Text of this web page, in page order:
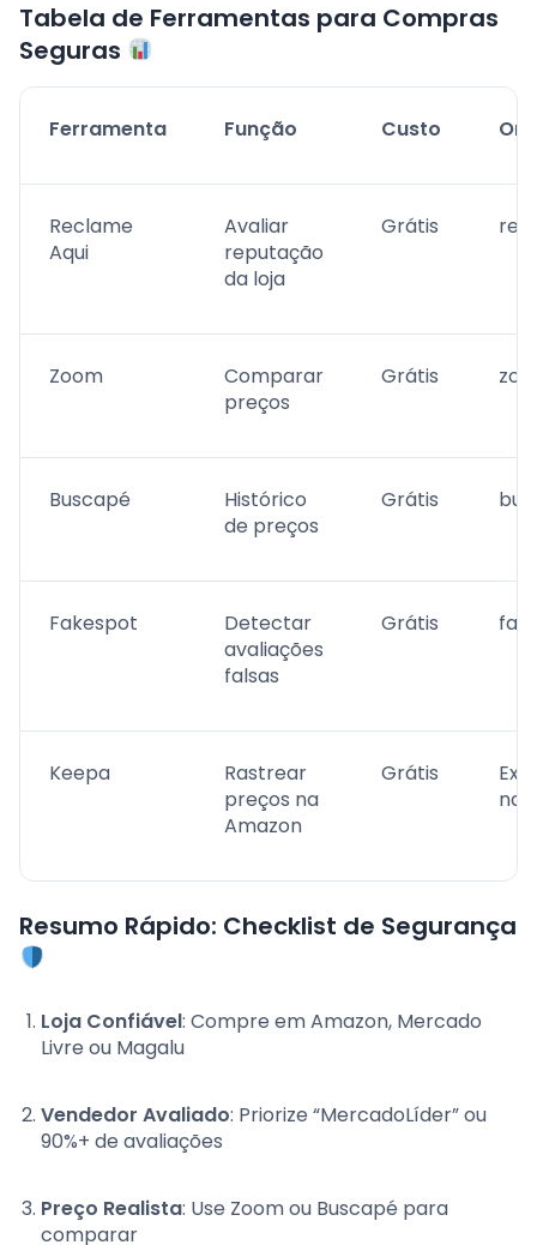
Tabela de Ferramentas para Compras
Seguras
Ferramenta Função Custo
Reclame
Aqui
Avaliar
reputação
da loja
Grátis
Zoom
Comparar
preços
Grátis
Buscapé
Histórico
de preços
Grátis
Fakespot
Detectar
avaliações
falsas
Grátis
Keepa
Rastrear
preços na
Amazon
Grátis
Resumo Rápido: Checklist de Segurança
Loja Confiável: Compre em Amazon, Mercado
Livre ou Magalu
Vendedor Avaliado: Priorize “MercadoLíder” ou
90%+ de avaliações
Preço Realista: Use Zoom ou Buscapé para
comparar